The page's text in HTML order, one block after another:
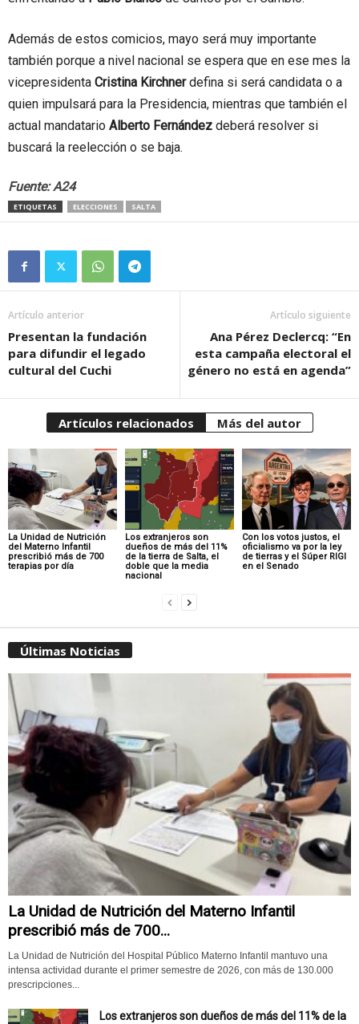
Además de estos comicios, mayo será muy importante
también porque a nivel nacional se espera que en ese mes la
vicepresidenta Cristina Kirchnerdefina si será candidata o a
quien impulsará para la Presidencia, mientras que también el
actual mandatario Alberto Fernández deberá resolver si
buscará la reelección o se baja.
Fuente: A24
ETIQUETAS ELECCIONES SALTA
Artículo anterior
Presentan la fundación
para difundir el legado
cultural del Cuchi
Artículo siguiente
Ana Pérez Declercq: “En
esta campaña electoral el
género no está en agenda”
Artículos relacionados Más del autor
La Unidad de Nutrición
del Materno Infantil
prescribió más de 700
terapias por día
Los extranjeros son
dueños de más del 11%
de la tierra de Salta, el
doble que la media
nacional
Con los votos justos, el
oficialismo va por la ley
de tierras y el Súper RIGI
en el Senado
Últimas Noticias
La Unidad de Nutrición del Materno Infantil
prescribió más de 700...
La Unidad de Nutrición del Hospital Público Materno Infantil mantuvo una
intensa actividad durante el primer semestre de 2026, con más de 130.000
prescripciones...
Los extranjeros son dueños de más del 11% de la